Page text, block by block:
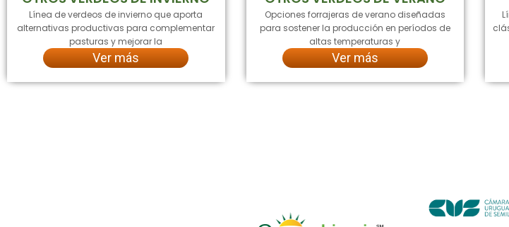
Línea de verdeos de invierno que aporta
alternativas productivas para complementar
pasturas y mejorar la
Ver más
Opciones forrajeras de verano diseñadas
para sostener la producción en períodos de
altas temperaturas y
Ver más